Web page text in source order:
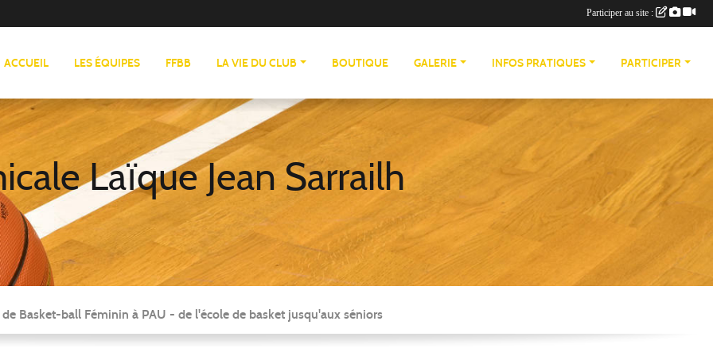
ACCUEIL LES ÉQUIPES FFBB LA VIE DU CLUB BOUTIQUE GALERIE INFOS PRATIQUES PARTICIPER
Laïque Jean Sarrailh
Basket-ball Féminin à PAU - de l'école de basket jusqu'aux séniors
Participer au site :